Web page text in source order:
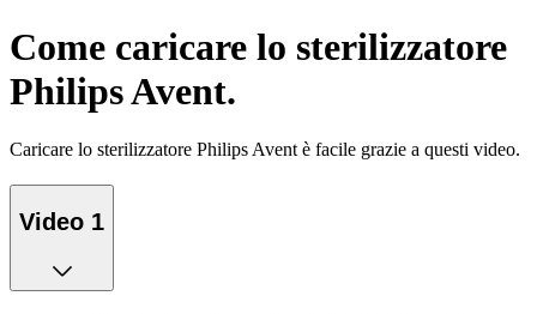
Come caricare lo sterilizzatore
Philips Avent.
Caricare lo sterilizzatore Philips Avent è facile grazie a questi video.
Video 1